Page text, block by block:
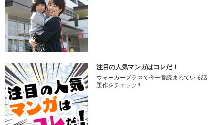
注目の人気マンガはコレだ！
ウォーカープラスで今一番読まれている話
題作をチェック!!